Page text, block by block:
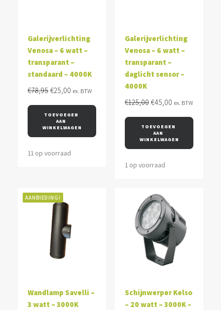
Galerijverlichting
Venosa – 6 watt –
transparant –
standaard – 4000K
€78,95 Oorspronkelijke
was:
€78,95.
€25,00 Huidige
is:
€25,00.
ex. BTW
TOEVOEGEN
AAN
WINKELWAGEN
11 op voorraad
Galerijverlichting
Venosa – 6 watt –
transparant –
daglicht sensor –
4000K
€125,00 Oorspronkelijke
was:
€125,00.
€45,00 Huidige
is:
€45,00.
ex. BTW
TOEVOEGEN
AAN
WINKELWAGEN
1 op voorraad
AANBIEDING!
Wandlamp Savelli –
3 watt – 3000K
Schijnwerper Kelso
– 20 watt – 3000K –